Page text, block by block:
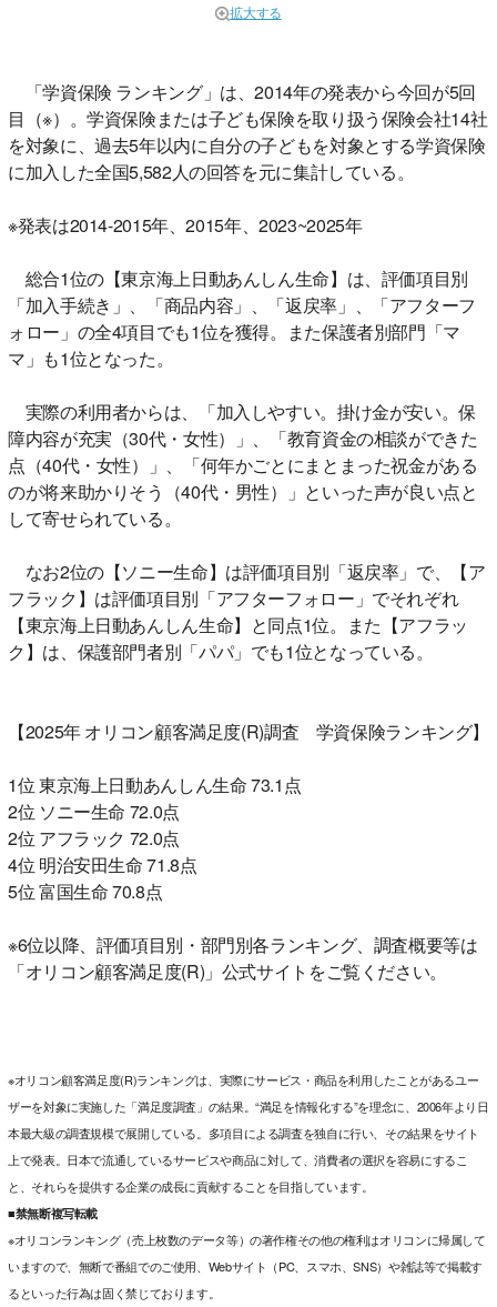
拡大する
「学資保険 ランキング」は、2014年の発表から今回が5回
目（※）。学資保険または子ども保険を取り扱う保険会社14社
を対象に、過去5年以内に自分の子どもを対象とする学資保険
に加入した全国5,582人の回答を元に集計している。
※発表は2014-2015年、2015年、2023~2025年
総合1位の【東京海上日動あんしん生命】は、評価項目別
「加入手続き」、「商品内容」、「返戻率」、「アフターフ
ォロー」の全4項目でも1位を獲得。また保護者別部門「マ
マ」も1位となった。
実際の利用者からは、「加入しやすい。掛け金が安い。保
障内容が充実（30代・女性）」、「教育資金の相談ができた
点（40代・女性）」、「何年かごとにまとまった祝金がある
のが将来助かりそう（40代・男性）」といった声が良い点と
して寄せられている。
なお2位の【ソニー生命】は評価項目別「返戻率」で、【ア
フラック】は評価項目別「アフターフォロー」でそれぞれ
【東京海上日動あんしん生命】と同点1位。また【アフラッ
ク】は、保護部門者別「パパ」でも1位となっている。
【2025年 オリコン顧客満足度(R)調査 学資保険ランキング】
1位 東京海上日動あんしん生命 73.1点
2位 ソニー生命 72.0点
2位 アフラック 72.0点
4位 明治安田生命 71.8点
5位 富国生命 70.8点
※6位以降、評価項目別・部門別各ランキング、調査概要等は
「オリコン顧客満足度(R)」公式サイトをご覧ください。
※オリコン顧客満足度(R)ランキングは、実際にサービス・商品を利用したことがあるユー
ザーを対象に実施した「満足度調査」の結果。“満足を情報化する”を理念に、2006年より日
本最大級の調査規模で展開している。多項目による調査を独自に行い、その結果をサイト
上で発表。日本で流通しているサービスや商品に対して、消費者の選択を容易にするこ
と、それらを提供する企業の成長に貢献することを目指しています。
■禁無断複写転載
※オリコンランキング（売上枚数のデータ等）の著作権その他の権利はオリコンに帰属して
いますので、無断で番組でのご使用、Webサイト（PC、スマホ、SNS）や雑誌等で掲載す
るといった行為は固く禁じております。